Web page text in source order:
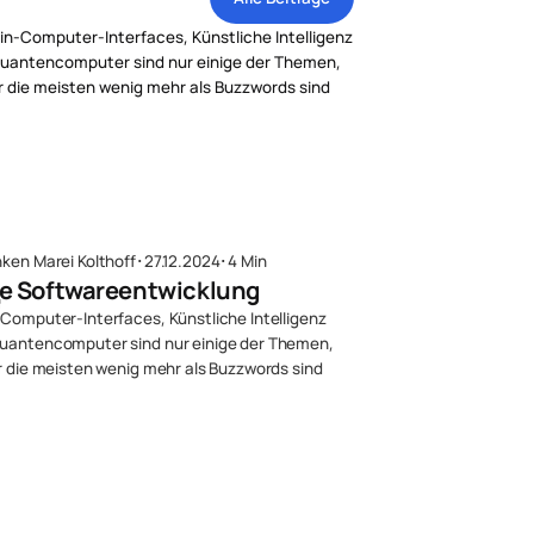
Marei Kolthoff･27.12.2024･4 Min
Softwareentwicklung
Interfaces, Künstliche Intelligenz
sind nur einige der Themen,
die meisten wenig mehr als Buzzwords sind